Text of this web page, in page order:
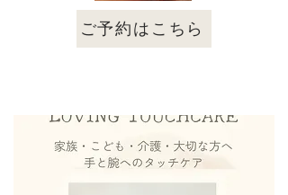
ご予約はこちら